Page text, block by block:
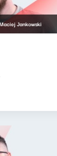
Jankowski